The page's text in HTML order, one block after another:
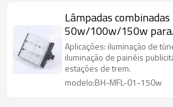
Lâmpadas combinadas
50w/100w/150w para
túneis/projectores de
industrial
Aplicações: iluminação de
iluminação de painéis
estações de trem.
modelo:BH-MFL-01-150w